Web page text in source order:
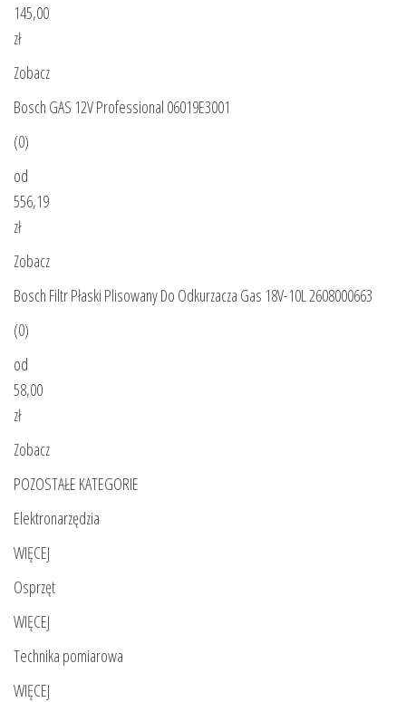
145,00
zł
Zobacz
Bosch GAS 12V Professional 06019E3001
(0)
od
556,19
zł
Zobacz
Bosch Filtr Płaski Plisowany Do Odkurzacza Gas 18V-10L 2608000663
(0)
od
58,00
zł
Zobacz
POZOSTAŁE KATEGORIE
Elektronarzędzia
WIĘCEJ
Osprzęt
WIĘCEJ
Technika pomiarowa
WIĘCEJ